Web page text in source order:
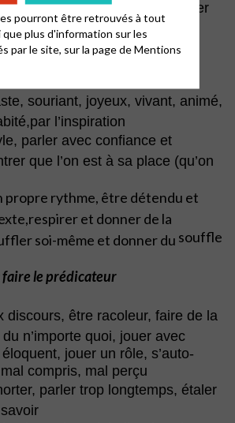
ce que l’on croit, s’exposer
nous touche (à la fois le
auditeurs)
humain, sincère, simple,
souriant, joyeux, vivant, animé,
l’inspiration
parler avec confiance et
que l’on est à sa place (qu’on
propre rythme, être détendu et
et donner de la
soi-même et donner du souffle
faire le prédicateur
discours, être racoleur, faire de la
n’importe quoi, jouer avec
jouer un rôle, s’auto-
compris, mal perçu
parler trop longtemps, étaler
pourront être retrouvés à tout
que plus d'information sur les
par le site, sur la page deMentions